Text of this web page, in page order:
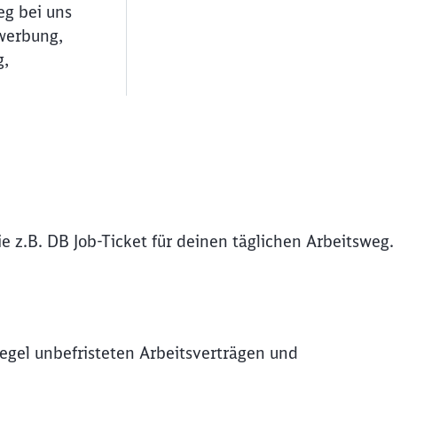
bei uns
DB Job-Ticket für deinen täglichen Arbeitsweg.
unbefristeten Arbeitsverträgen und